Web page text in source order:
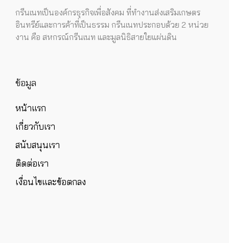
กรีนเนทเป็นองค์กรธุรกิจเพื่อสังคม ที่ทำงานส่งเสริมเกษตร
อินทรีย์และการค้าที่เป็นธรรม กรีนเนทประกอบด้วย 2 หน่วย
งาน คือ สหกรณ์กรีนเนท และมูลนิธิสายใยแผ่นดิน
ข้อมูล
หน้าแรก
เกี่ยวกับเรา
สนับสนุนเรา
ติดต่อเรา
เงื่อนไขและข้อตกลง